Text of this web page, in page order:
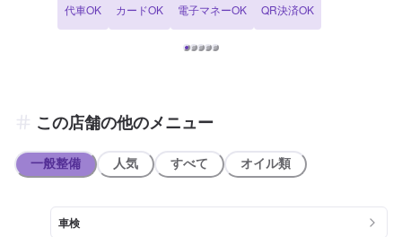
備士】 整備士が在籍しておりますので、お車のことはなんでもご相談
くださいませ！ 【アクセス】 当店は国道8号線沿い、馬上免交差点の
近くにございます。 「セブンイレブン 越前塚町店」様が横にありま
代車OK カードOK 電子マネーOK QR決済OK
この店舗の他のメニュー
一般整備 人気 すべて オイル類
車検